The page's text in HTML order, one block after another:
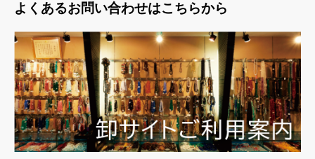
よくあるお問い合わせはこちらから